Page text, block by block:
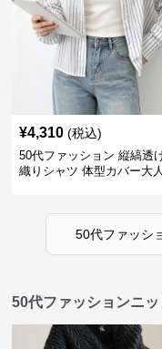
¥4,310 (税込)
50代ファッション 縦縞透
織りシャツ 体型カバー大
50代ファッシ
50代ファッションニ